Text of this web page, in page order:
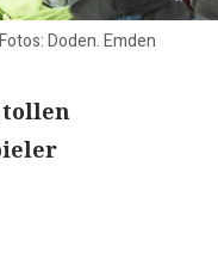
Doden. Emden